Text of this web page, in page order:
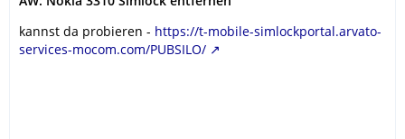
kannst da probieren - https://t-mobile-simlockportal.arvato-
services-mocom.com/PUBSILO/